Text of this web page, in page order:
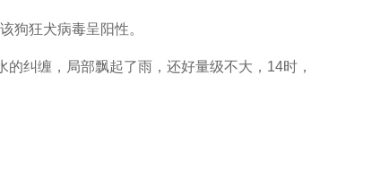
狂犬病毒呈阳性。
纠缠，局部飘起了雨，还好量级不大，14时，